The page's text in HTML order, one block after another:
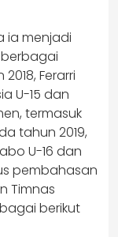
ia menjadi
Ferarri
U-15 dan
termasuk
tahun 2019,
U-16 dan
pembahasan
Timnas
berikut